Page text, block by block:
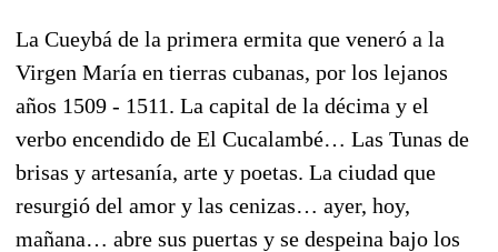
La Cueybá de la primera ermita que veneró a la
Virgen María en tierras cubanas, por los lejanos
años 1509 - 1511. La capital de la décima y el
verbo encendido de El Cucalambé… Las Tunas de
brisas y artesanía, arte y poetas. La ciudad que
resurgió del amor y las cenizas… ayer, hoy,
mañana… abre sus puertas y se despeina bajo los